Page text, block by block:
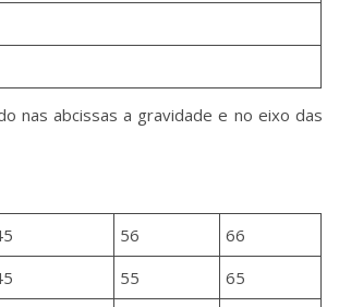
nas abcissas a gravidade e no eixo das
56
66
55
65